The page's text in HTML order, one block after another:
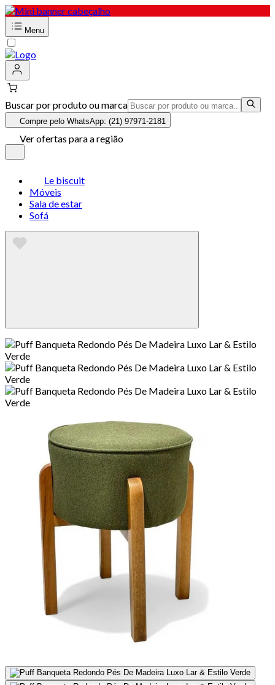
Menu
Buscar por produto ou marca
Compre pelo WhatsApp: (21) 97971-2181
Ver ofertas para a região
Le biscuit
Móveis
Sala de estar
Sofá